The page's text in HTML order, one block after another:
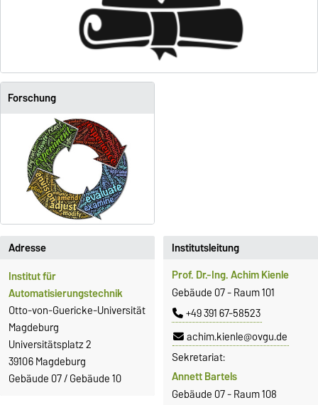
Forschung
Adresse
Institut für
Automatisierungstechnik
Otto-von-Guericke-Universität
Magdeburg
Universitätsplatz 2
39106 Magdeburg
Gebäude 07 / Gebäude 10
Institutsleitung
Prof. Dr.-Ing. Achim Kienle
Gebäude 07 - Raum 101
+49 391 67-58523
achim.kienle@ovgu.de
Sekretariat:
Annett Bartels
Gebäude 07 - Raum 108